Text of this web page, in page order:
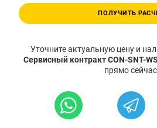
ПОЛУЧИТЬ
Уточните актуальную цену и
Сервисный контракт CON-SNT-
прямо